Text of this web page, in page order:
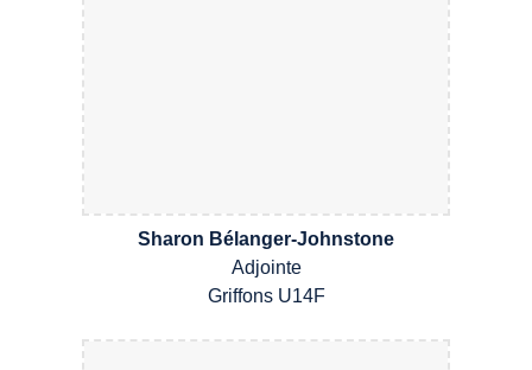
Sharon Bélanger-Johnstone
Adjointe
Griffons U14F